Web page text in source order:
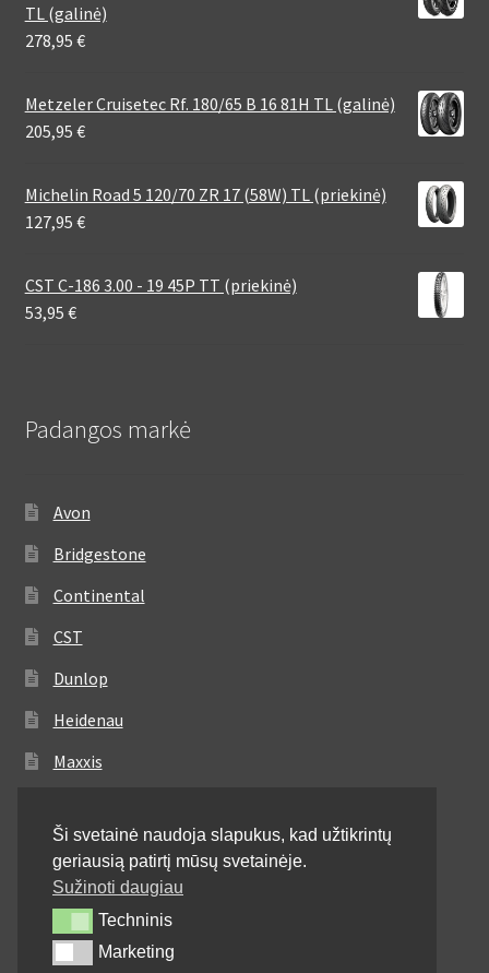
TL (galinė)
278,95 €
Metzeler Cruisetec Rf. 180/65 B 16 81H TL (galinė)
205,95 €
Michelin Road 5 120/70 ZR 17 (58W) TL (priekinė)
127,95 €
CST C-186 3.00 - 19 45P TT (priekinė)
53,95 €
Padangos markė
Avon
Bridgestone
Continental
CST
Dunlop
Heidenau
Maxxis
Michelin
Mitas
Pirelli
Shinko
Ši svetainė naudoja slapukus, kad užtikrintų
geriausią patirtį mūsų svetainėje.
Sužinoti daugiau
TechninisTechninis
MarketingMarketing